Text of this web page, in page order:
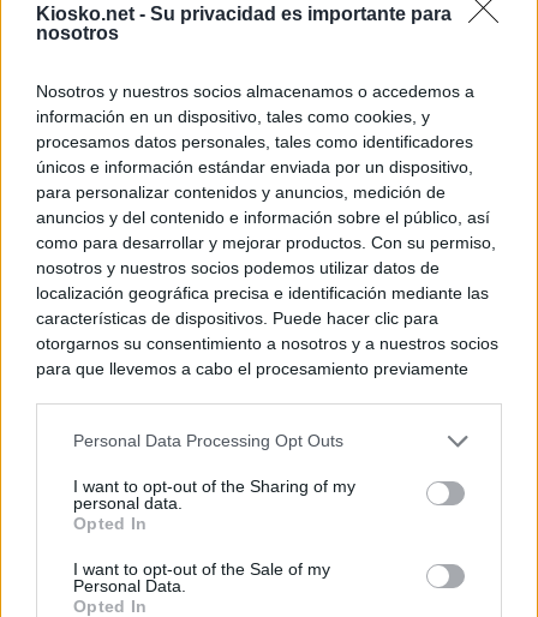
Kiosko.net - Su privacidad es importante para
nosotros
Nosotros y nuestros socios almacenamos o accedemos a
información en un dispositivo, tales como cookies, y
procesamos datos personales, tales como identificadores
únicos e información estándar enviada por un dispositivo,
para personalizar contenidos y anuncios, medición de
anuncios y del contenido e información sobre el público, así
como para desarrollar y mejorar productos. Con su permiso,
nosotros y nuestros socios podemos utilizar datos de
localización geográfica precisa e identificación mediante las
características de dispositivos. Puede hacer clic para
otorgarnos su consentimiento a nosotros y a nuestros socios
para que llevemos a cabo el procesamiento previamente
negar su consentimiento. Tenga en cuenta que algún
de su consentimiento, pero usted tiene el derecho de
rechazar tal procesamiento. Sus preferencias se aplicarán
cualquier momento entrando de nuevo en este sitio web o
visitando nuestra política de privacidad.
Personal Data Processing Opt Outs
I want to opt-out of the Sharing of my
personal data.
Opted In
I want to opt-out of the Sale of my
Personal Data.
Opted In